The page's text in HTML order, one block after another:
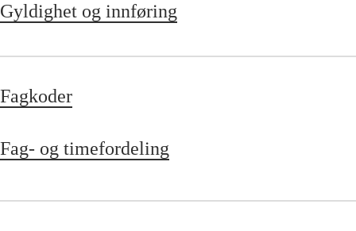
Gyldighet og innføring
Fagkoder
Fag- og timefordeling